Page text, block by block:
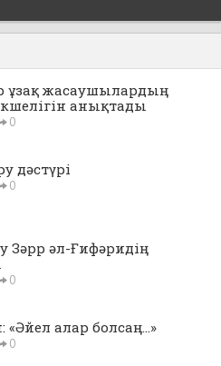
ұзақ жасаушылардың
анықтады
0
дәстүрі
0
Зәрр әл-Ғифәридің
0
алар болсаң...»
0